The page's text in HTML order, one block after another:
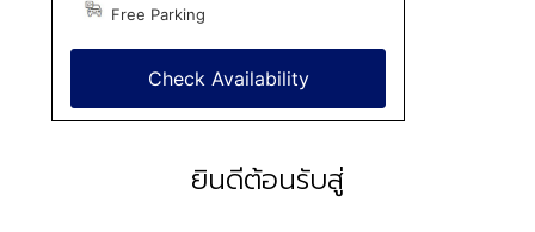
Free Parking
Check Availability
ยินดีต้อนรับสู่